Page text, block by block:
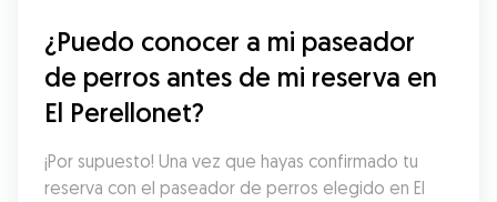
¿Puedo conocer a mi paseador
de perros antes de mi reserva en
El Perellonet?
¡Por supuesto! Una vez que hayas confirmado tu
reserva con el paseador de perros elegido en El